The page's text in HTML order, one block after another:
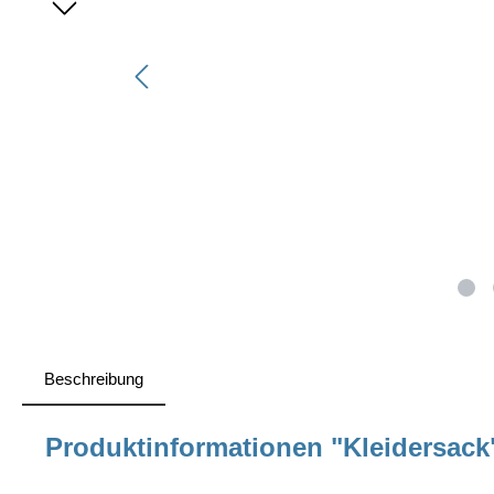
Beschreibung
Produktinformationen